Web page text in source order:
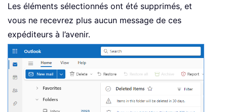
Les éléments sélectionnés ont été supprimés, et
vous ne recevrez plus aucun message de ces
expéditeurs à l’avenir.